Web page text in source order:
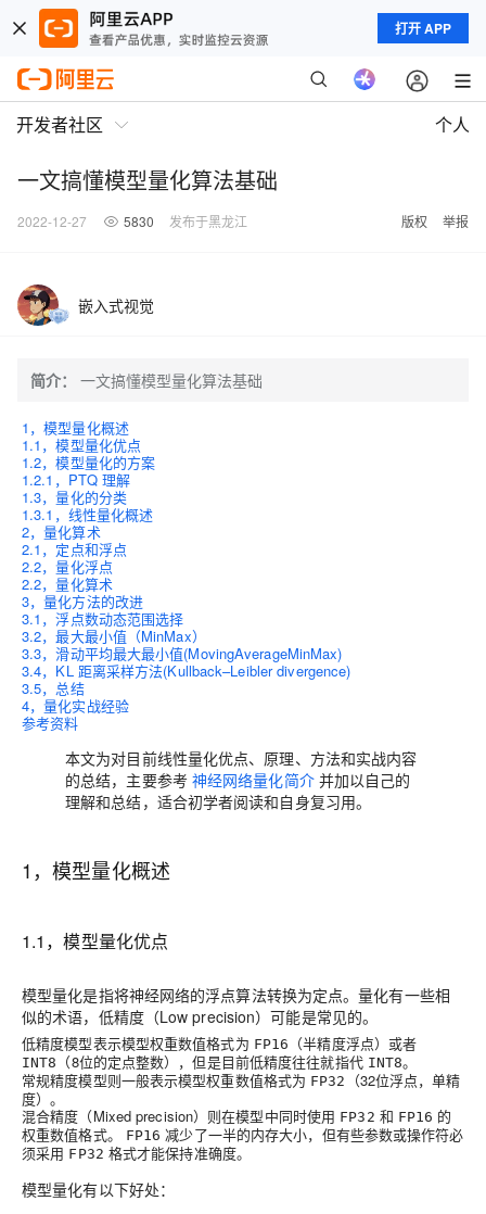
打开 APP
开发者社区 个人
一文搞懂模型量化算法基础
2022-12-27 5830 发布于黑龙江 版权 举报
嵌入式视觉
简介： 一文搞懂模型量化算法基础
1，模型量化概述
1.1，模型量化优点
1.2，模型量化的方案
1.2.1，PTQ 理解
1.3，量化的分类
1.3.1，线性量化概述
2，量化算术
2.1，定点和浮点
2.2，量化浮点
2.2，量化算术
3，量化方法的改进
3.1，浮点数动态范围选择
3.2，最大最小值（MinMax）
3.3，滑动平均最大最小值(MovingAverageMinMax)
3.4，KL 距离采样方法(Kullback–Leibler divergence)
3.5，总结
4，量化实战经验
参考资料
本文为对目前线性量化优点、原理、方法和实战内容
的总结，主要参考 神经网络量化简介并加以自己的
理解和总结，适合初学者阅读和自身复习用。
1，模型量化概述
1.1，模型量化优点
模型量化是指将神经网络的浮点算法转换为定点。量化有一些相
似的术语，低精度（Low precision）可能是常见的。
低精度模型表示模型权重数值格式为 FP16 （半精度浮点）或者
INT8 （8位的定点整数），但是目前低精度往往就指代 INT8。
常规精度模型则一般表示模型权重数值格式为 FP32
（32位浮点，单精
度）。
混合精度（Mixed precision）则在模型中同时使用 FP32 和 FP16 的
权重数值格式。
FP16 减少了一半的内存大小，但有些参数或操作符必
须采用 FP32 格式才能保持准确度。
模型量化有以下好处：